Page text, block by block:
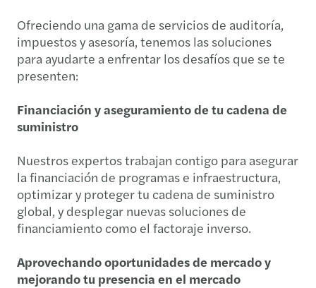
Ofreciendo una gama de servicios de auditoría,
impuestos y asesoría, tenemos las soluciones
para ayudarte a enfrentar los desafíos que se te
presenten:
Financiación y aseguramiento de tu cadena de
suministro
Nuestros expertos trabajan contigo para asegurar
la financiación de programas e infraestructura,
optimizar y proteger tu cadena de suministro
global, y desplegar nuevas soluciones de
financiamiento como el factoraje inverso.
Aprovechando oportunidades de mercado y
mejorando tu presencia en el mercado